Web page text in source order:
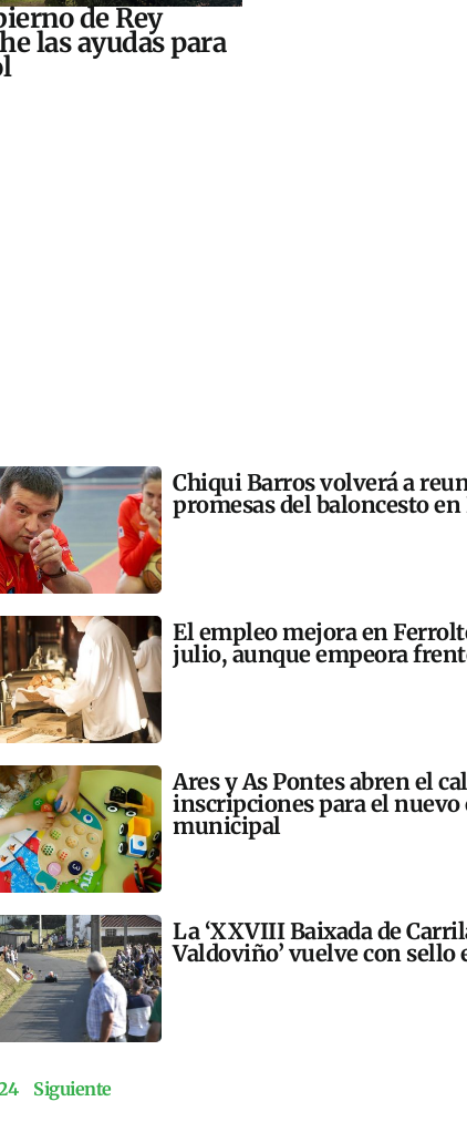
de Rey
las ayudas para
Chiqui Barros volverá a
promesas del baloncesto
El empleo mejora en
julio, aunque empeora
Ares y As Pontes abren el
inscripciones para el nuevo
municipal
La ‘XXVIII Baixada de
Valdoviño’ vuelve con sello
Siguiente